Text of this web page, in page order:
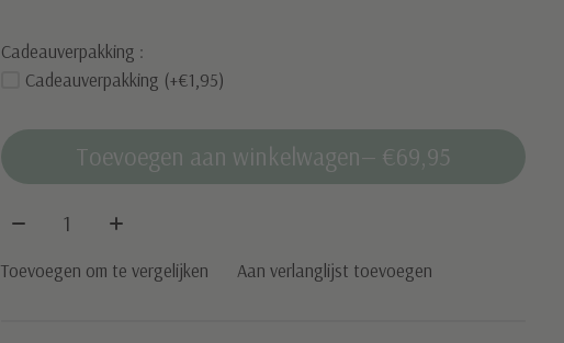
Cadeauverpakking :
Cadeauverpakking (+€1,95)
Toevoegen aan winkelwagen
— €69,95
Aantal:
Toevoegen om te vergelijken Aan verlanglijst toevoegen